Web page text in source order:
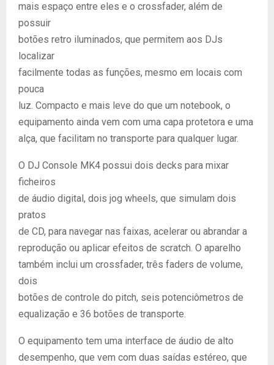
mais espaço entre eles e o crossfader, além de
possuir
botões retro iluminados, que permitem aos DJs
localizar
facilmente todas as funções, mesmo em locais com
pouca
luz. Compacto e mais leve do que um notebook, o
equipamento ainda vem com uma capa protetora e uma
alça, que facilitam no transporte para qualquer lugar.
O DJ Console MK4 possui dois decks para mixar
ficheiros
de áudio digital, dois jog wheels, que simulam dois
pratos
de CD, para navegar nas faixas, acelerar ou abrandar a
reprodução ou aplicar efeitos de scratch. O aparelho
também inclui um crossfader, três faders de volume,
dois
botões de controle do pitch, seis potenciômetros de
equalização e 36 botões de transporte.
O equipamento tem uma interface de áudio de alto
desempenho, que vem com duas saídas estéreo, que